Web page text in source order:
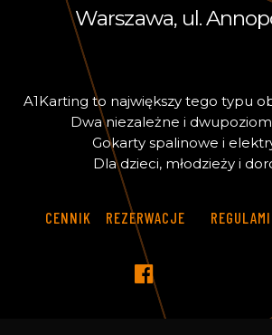
Warszawa, ul.
A1Karting to największy tego typu o
Dwa niezależne i dwupoziom
Gokarty spalinowe i elektr
Dla dzieci, młodzieży i dor
CENNIK REZERWACJE